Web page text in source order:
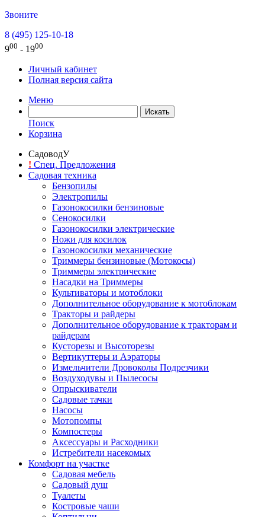
Звоните
8 (495) 125-10-18
900 - 1900
Личный кабинет
Полная версия сайта
Меню
Поиск
Корзина
СадоводУ
! Спец. Предложения
Садовая техника
Бензопилы
Электропилы
Газонокосилки бензиновые
Сенокосилки
Газонокосилки электрические
Ножи для косилок
Газонокосилки механические
Триммеры бензиновые (Мотокосы)
Триммеры электрические
Насадки на Триммеры
Культиваторы и мотоблоки
Дополнительное оборудование к мотоблокам
Тракторы и райдеры
Дополнительное оборудование к тракторам и
райдерам
Кусторезы и Высоторезы
Вертикуттеры и Аэраторы
Измельчители Дровоколы Подрезчики
Воздуходувы и Пылесосы
Опрыскиватели
Садовые тачки
Насосы
Мотопомпы
Компостеры
Аксессуары и Расходники
Истребители насекомых
Комфорт на участке
Садовая мебель
Садовый душ
Туалеты
Костровые чаши